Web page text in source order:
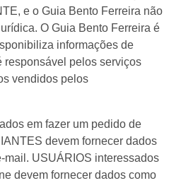
e o Guia Bento Ferreira não
O Guia Bento Ferreira é
informações de
pelos serviços
vendidos pelos
em fazer um pedido de
devem fornecer dados
mail. USUÁRIOS interessados
devem fornecer dados como